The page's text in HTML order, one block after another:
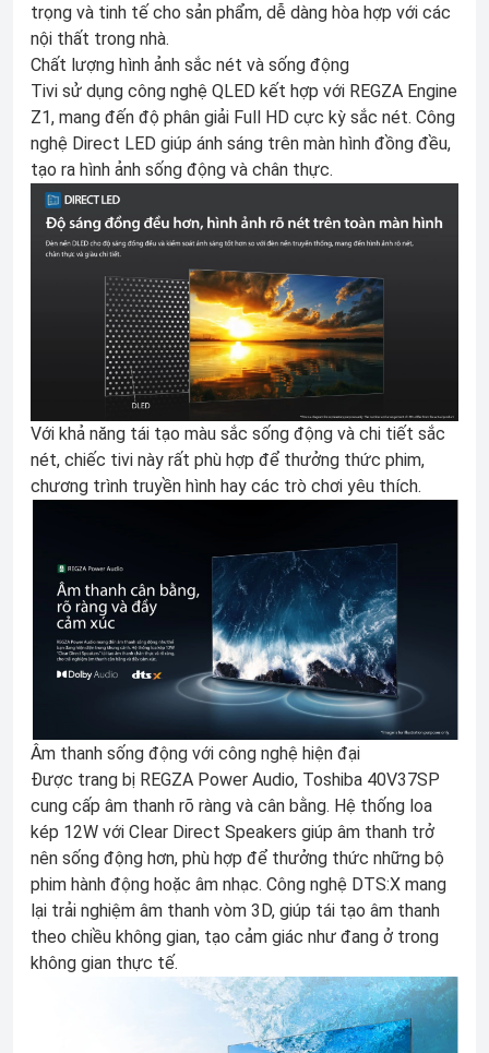
trọng và tinh tế cho sản phẩm, dễ dàng hòa hợp với các
nội thất trong nhà.
Chất lượng hình ảnh sắc nét và sống động
Tivi sử dụng công nghệ QLED kết hợp với REGZA Engine
Z1, mang đến độ phân giải Full HD cực kỳ sắc nét. Công
nghệ Direct LED giúp ánh sáng trên màn hình đồng đều,
tạo ra hình ảnh sống động và chân thực.
Với khả năng tái tạo màu sắc sống động và chi tiết sắc
nét, chiếc tivi này rất phù hợp để thưởng thức phim,
chương trình truyền hình hay các trò chơi yêu thích.
Âm thanh sống động với công nghệ hiện đại
Được trang bị REGZA Power Audio, Toshiba 40V37SP
cung cấp âm thanh rõ ràng và cân bằng. Hệ thống loa
kép 12W với Clear Direct Speakers giúp âm thanh trở
nên sống động hơn, phù hợp để thưởng thức những bộ
phim hành động hoặc âm nhạc. Công nghệ DTS:X mang
lại trải nghiệm âm thanh vòm 3D, giúp tái tạo âm thanh
theo chiều không gian, tạo cảm giác như đang ở trong
không gian thực tế.